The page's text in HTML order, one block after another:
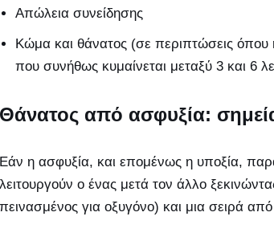
Απώλεια συνείδησης
Κώμα και θάνατος (σε περιπτώσεις όπου
που συνήθως κυμαίνεται μεταξύ 3 και 6
Θάνατος από ασφυξία:
Εάν η ασφυξία, και επομένως η υποξία,
λειτουργούν ο ένας μετά τον άλλο
πεινασμένος για οξυγόνο) και μια σειρά